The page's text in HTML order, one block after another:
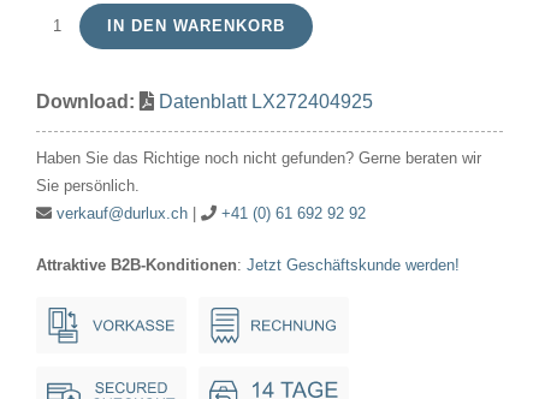
LED
Fila
G45x80
24V
4W-
AC
3W-
IN DEN WARENKORB
Download: Datenblatt LX272404925
Haben Sie das Richtige noch nicht gefunden? Gerne beraten wir
Sie persönlich.
verkauf@durlux.ch| +41 (0) 61 692 92 92
Attraktive B2B-Konditionen: Jetzt Geschäftskunde werden!